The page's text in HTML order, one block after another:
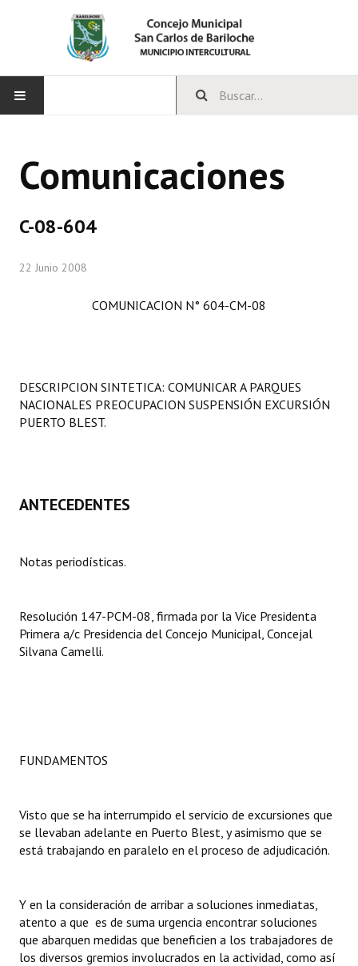
CONCEJO
Comisiones Especiales
LEGISLACIÓN
Carta Orgánica 2007
Organigrama
DOCUMENTOS
Informes de Unidad Coordinadora
Ejecución Presupuestaria
NORMATIVA
Comunicaciones
Comunicaciones
C-08-604
22 Junio 2008
COMUNICACION N° 604-CM-08
DESCRIPCION SINTETICA: COMUNICAR A PARQUES
NACIONALES PREOCUPACION SUSPENSIÓN EXCURSIÓN
PUERTO BLEST.
ANTECEDENTES
Notas periodísticas.
Resolución 147-PCM-08, firmada por la Vice Presidenta
Primera a/c Presidencia del Concejo Municipal, Concejal
Silvana Camelli.
FUNDAMENTOS
Visto que se ha interrumpido el servicio de excursiones que
se llevaban adelante en Puerto Blest, y asimismo que se
está trabajando en paralelo en el proceso de adjudicación.
Y en la consideración de arribar a soluciones inmediatas,
atento a que es de suma urgencia encontrar soluciones
que abarquen medidas que beneficien a los trabajadores de
los diversos gremios involucrados en la actividad, como así